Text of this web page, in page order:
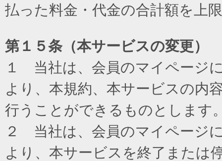
払った料金・代金の合計額を上
第１５条（本サービスの変更）
１ 当社は、会員のマイページ
より、本規約、本サービスの内
行うことができるものとします
２ 当社は、会員のマイページ
より、本サービスを終了または